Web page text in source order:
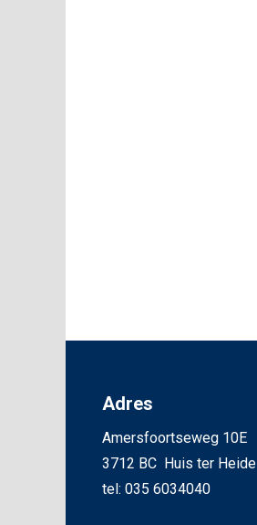
Adres
Amersfoortseweg 10E
3712 BC Huis ter Heide
tel: 035 6034040